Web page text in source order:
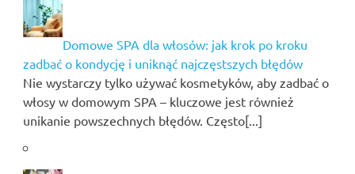
Domowe SPA dla włosów: jak krok po kroku
zadbać o kondycję i uniknąć najczęstszych błędów
Nie wystarczy tylko używać kosmetyków, aby zadbać o
włosy w domowym SPA – kluczowe jest również
unikanie powszechnych błędów. Często[...]